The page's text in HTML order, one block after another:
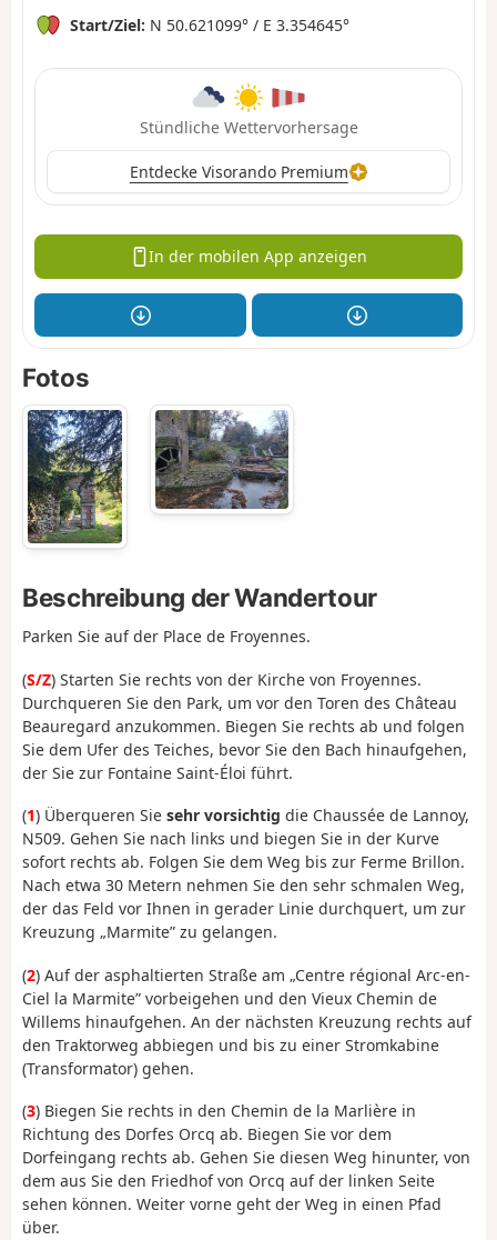
Start/Ziel: N 50.621099° / E 3.354645°
Stündliche Wettervorhersage
Entdecke Visorando Premium
In der mobilen App anzeigen
Fotos
Beschreibung der Wandertour
Parken Sie auf der Place de Froyennes.
(S/Z) Starten Sie rechts von der Kirche von Froyennes.
Durchqueren Sie den Park, um vor den Toren des Château
Beauregard anzukommen. Biegen Sie rechts ab und folgen
Sie dem Ufer des Teiches, bevor Sie den Bach hinaufgehen,
der Sie zur Fontaine Saint-Éloi führt.
(1) Überqueren Sie sehr vorsichtig die Chaussée de Lannoy,
N509. Gehen Sie nach links und biegen Sie in der Kurve
sofort rechts ab. Folgen Sie dem Weg bis zur Ferme Brillon.
Nach etwa 30 Metern nehmen Sie den sehr schmalen Weg,
der das Feld vor Ihnen in gerader Linie durchquert, um zur
Kreuzung „Marmite” zu gelangen.
(2) Auf der asphaltierten Straße am „Centre régional Arc-en-
Ciel la Marmite” vorbeigehen und den Vieux Chemin de
Willems hinaufgehen. An der nächsten Kreuzung rechts auf
den Traktorweg abbiegen und bis zu einer Stromkabine
(Transformator) gehen.
(3) Biegen Sie rechts in den Chemin de la Marlière in
Richtung des Dorfes Orcq ab. Biegen Sie vor dem
Dorfeingang rechts ab. Gehen Sie diesen Weg hinunter, von
dem aus Sie den Friedhof von Orcq auf der linken Seite
sehen können. Weiter vorne geht der Weg in einen Pfad
über.